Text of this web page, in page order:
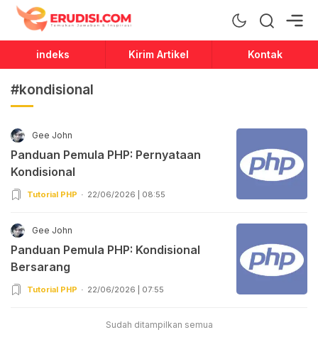
Erudisi
Temukan Jawaban dan Inspirasi
indeks Kirim Artikel Kontak
#kondisional
Gee John
Panduan Pemula PHP: Pernyataan
Kondisional
Tutorial PHP 22/06/2026 | 08:55
Gee John
Panduan Pemula PHP: Kondisional
Bersarang
Tutorial PHP 22/06/2026 | 07:55
Sudah ditampilkan semua